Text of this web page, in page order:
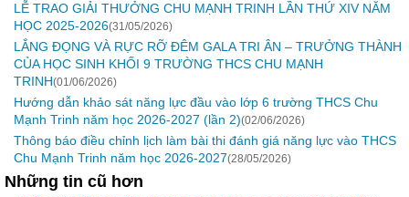
LỄ TRAO GIẢI THƯỞNG CHU MẠNH TRINH LẦN THỨ XIV NĂM
HỌC 2025-2026(31/05/2026)
LẮNG ĐỌNG VÀ RỰC RỠ ĐÊM GALA TRI ÂN – TRƯỞNG THÀNH
CỦA HỌC SINH KHỐI 9 TRƯỜNG THCS CHU MẠNH
TRINH(01/06/2026)
Hướng dẫn khảo sát năng lực đầu vào lớp 6 trường THCS Chu
Mạnh Trinh năm học 2026-2027 (lần 2)(02/06/2026)
Thông báo điều chỉnh lịch làm bài thi đánh giá năng lực vào THCS
Chu Mạnh Trinh năm học 2026-2027(28/05/2026)
Những tin cũ hơn